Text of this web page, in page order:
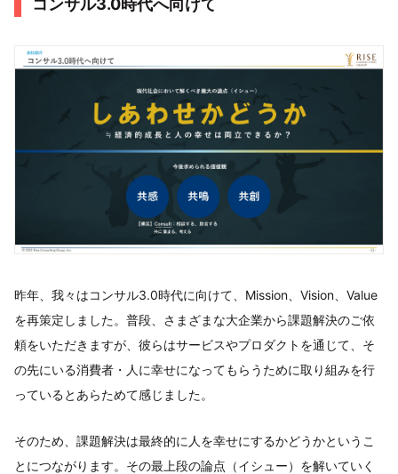
コンサル3.0時代へ向けて
昨年、我々はコンサル3.0時代に向けて、Mission、Vision、Value
を再策定しました。普段、さまざまな大企業から課題解決のご依
頼をいただきますが、彼らはサービスやプロダクトを通じて、そ
の先にいる消費者・人に幸せになってもらうために取り組みを行
っているとあらためて感じました。
そのため、課題解決は最終的に人を幸せにするかどうかというこ
とにつながります。その最上段の論点（イシュー）を解いていく